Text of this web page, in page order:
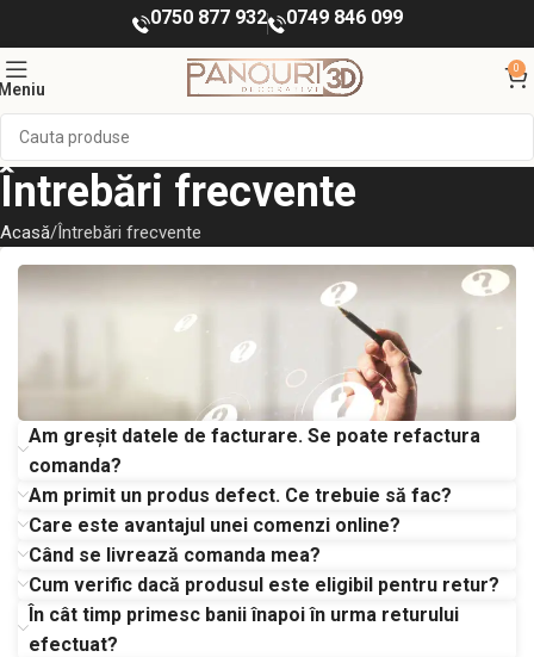
0750 877 932 0749 846 099
0
Întrebări frecvente
Acasă Întrebări frecvente
Întrebări și răspunsuri
Bine ai venit în secțiunea noastră de întrebări
frecvente! Aici găsești răspunsuri la cele mai
comune întrebări legate de produsele, comenzile și
livrările noastre. Dacă nu găsești informația
căutată, nu ezita să ne contactezi.
Am greșit datele de facturare. Se poate refactura
comanda?
Am primit un produs defect. Ce trebuie să fac?
Care este avantajul unei comenzi online?
Când se livrează comanda mea?
Cum verific dacă produsul este eligibil pentru retur?
În cât timp primesc banii înapoi în urma returului
efectuat?